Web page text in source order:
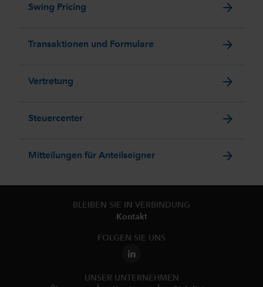
Swing Pricing arrow_forward
Transaktionen und Formulare arrow_forward
Vertretung arrow_forward
Steuercenter arrow_forward
Mitteilungen für Anteilseigner arrow_forward
BLEIBEN SIE IN VERBINDUNG
Kontakt
FOLGEN SIE UNS
UNSER UNTERNEHMEN